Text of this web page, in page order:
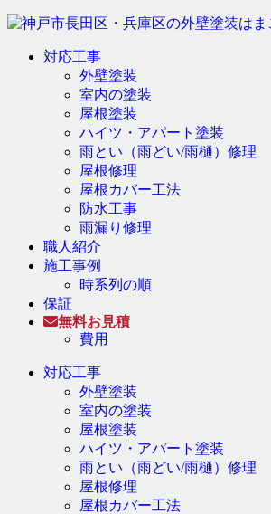
対応工事
外壁塗装
室内の塗装
屋根塗装
ハイツ・アパート塗装
雨とい（雨どい/雨樋）修理
屋根修理
屋根カバー工法
防水工事
雨漏り修理
職人紹介
施工事例
時系列の順
保証
無料お見積
費用
対応工事
外壁塗装
室内の塗装
屋根塗装
ハイツ・アパート塗装
雨とい（雨どい/雨樋）修理
屋根修理
屋根カバー工法